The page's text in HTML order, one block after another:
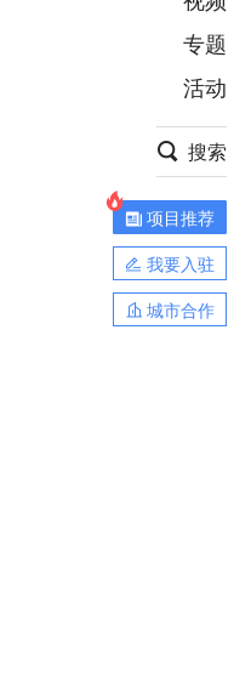
项目推荐
安徽
专题
活动
搜索
项目推荐
我要入驻
城市合作